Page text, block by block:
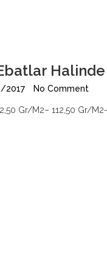
2017 No Comment
Gr/M2– 112,50 Gr/